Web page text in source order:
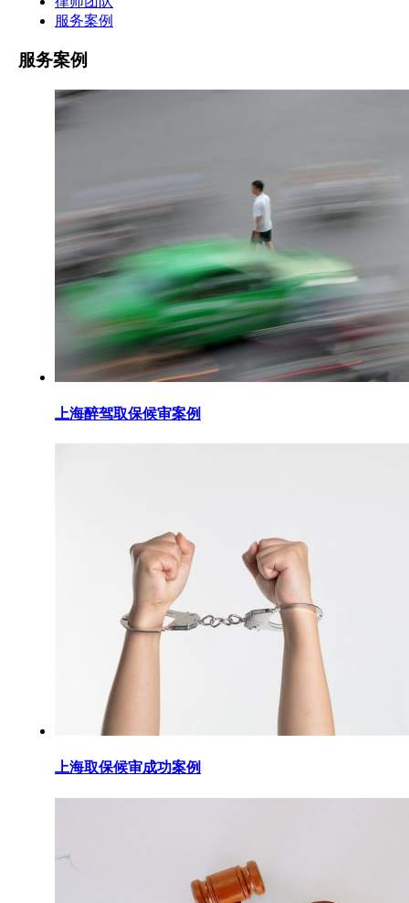
服务案例
服务案例
上海醉驾取保候审案例
上海取保候审成功案例